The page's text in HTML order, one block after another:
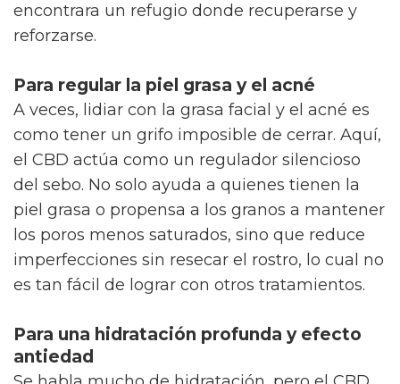
encontrara un refugio donde recuperarse y
reforzarse.
Para regular la piel grasa y el acné
A veces, lidiar con la grasa facial y el acné es
como tener un grifo imposible de cerrar. Aquí,
el CBD actúa como un regulador silencioso
del sebo. No solo ayuda a quienes tienen la
piel grasa o propensa a los granos a mantener
los poros menos saturados, sino que reduce
imperfecciones sin resecar el rostro, lo cual no
es tan fácil de lograr con otros tratamientos.
Para una hidratación profunda y efecto
antiedad